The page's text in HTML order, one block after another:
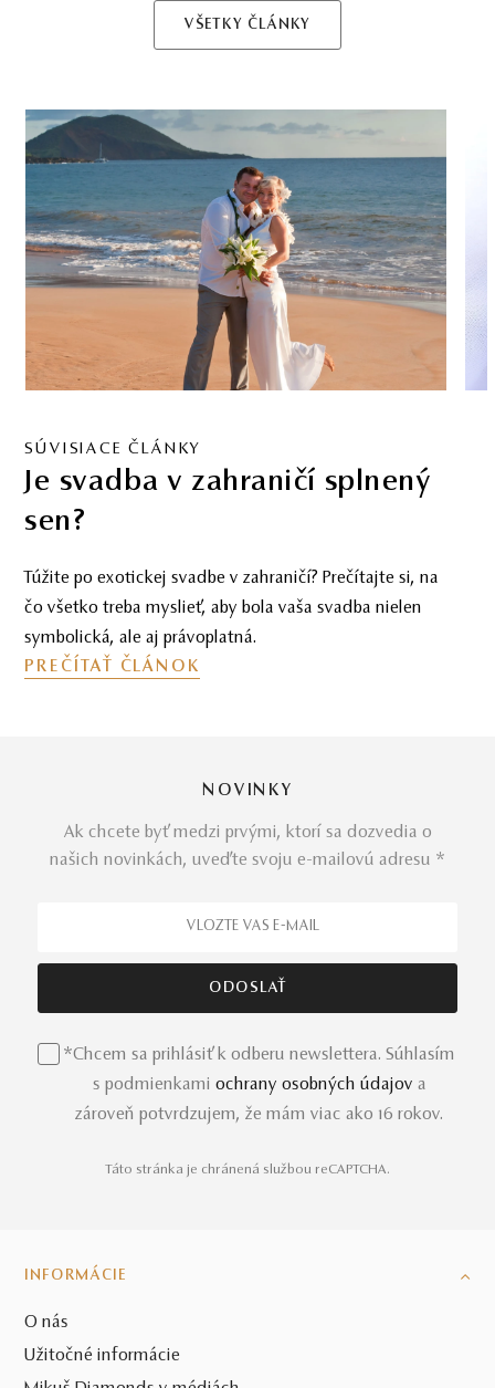
VŠETKY ČLÁNKY
SÚVISIACE ČLÁNKY
Je svadba v zahraničí splnený
sen?
Túžite po exotickej svadbe v zahraničí? Prečítajte si, na
čo všetko treba myslieť, aby bola vaša svadba nielen
symbolická, ale aj právoplatná.
PREČÍTAŤ ČLÁNOK
NOVINKY
Ak chcete byť medzi prvými, ktorí sa dozvedia o
našich novinkách, uveďte svoju e-mailovú adresu *
*Chcem sa prihlásiť k odberu newslettera. Súhlasím
s podmienkami ochrany osobných údajov a
zároveň potvrdzujem, že mám viac ako 16 rokov.
Táto stránka je chránená službou reCAPTCHA.
INFORMÁCIE
O nás
Užitočné informácie